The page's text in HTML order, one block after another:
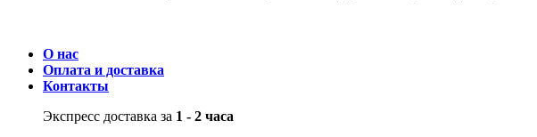
О нас
Оплата и доставка
Контакты
Экспресс доставка за 1 - 2 часа